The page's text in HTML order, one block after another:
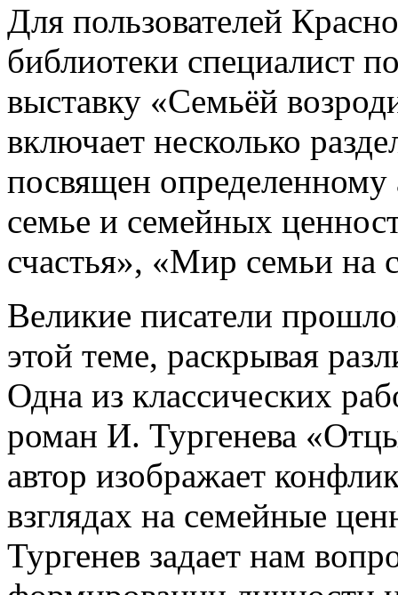
Для пользователей
библиотеки специалист
выставку «Семьёй
включает несколько
посвящен
семье и семейных
счастья», «Мир семьи на
Великие писатели
этой теме, раскрывая
Одна из классических
роман И. Тургенева
автор изображает
взглядах на семейные
Тургенев задает нам